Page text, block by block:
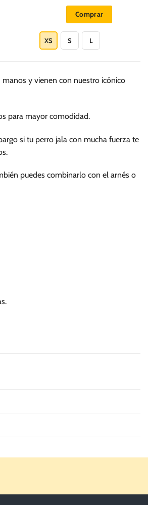
Comprar
producto
tiene
Las
pueden
en
de
XS S L
manos y vienen con nuestro icónico
para mayor comodidad.
si tu perro jala con mucha fuerza te
puedes combinarlo con el arnés o